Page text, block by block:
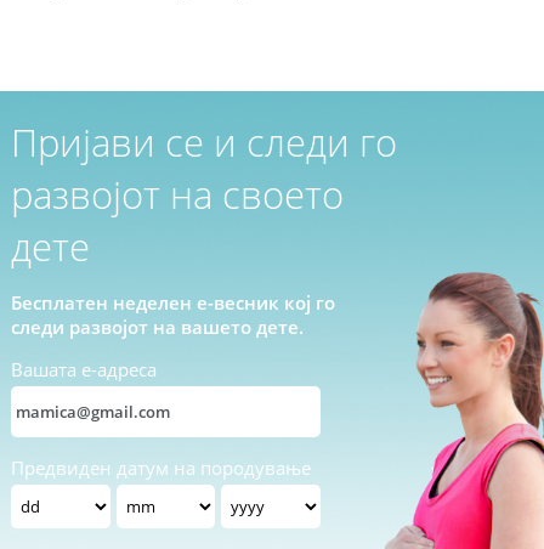
Пријави се и следи го
развојот на своето
дете
Бесплатен неделен е-весник кој го
следи развојот на вашето дете.
Вашата е-адреса
Предвиден датум на породување